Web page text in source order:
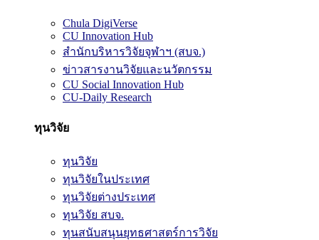
Chula DigiVerse
CU Innovation Hub
สำนักบริหารวิจัยจุฬาฯ (สบจ.)
ข่าวสารงานวิจัยและนวัตกรรม
CU Social Innovation Hub
CU-Daily Research
ทุนวิจัย
ทุนวิจัย
ทุนวิจัยในประเทศ
ทุนวิจัยต่างประเทศ
ทุนวิจัย สบจ.
ทุนสนับสนุนยุทธศาสตร์การวิจัย